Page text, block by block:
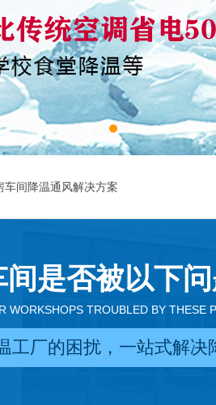
间降温通风解决方案
是否被以下
WORKSHOPS TROUBLED BY THESE
工厂的困扰，一站式解决